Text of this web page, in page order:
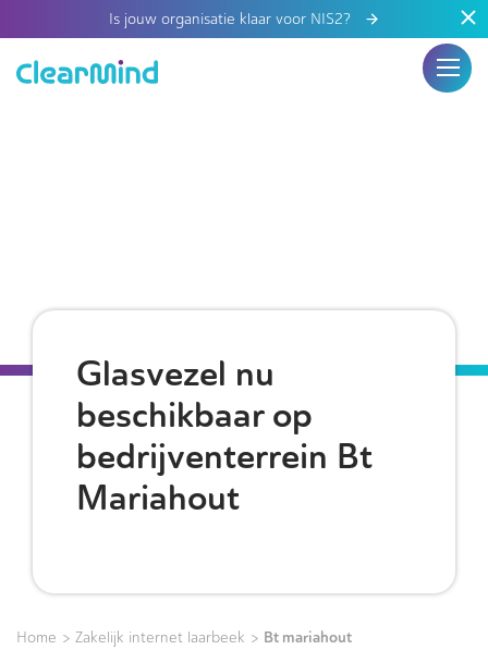
Is jouw organisatie klaar voor NIS2?
Glasvezel nu
beschikbaar op
bedrijventerrein Bt
Mariahout
Home > Zakelijk internet laarbeek > Bt mariahout